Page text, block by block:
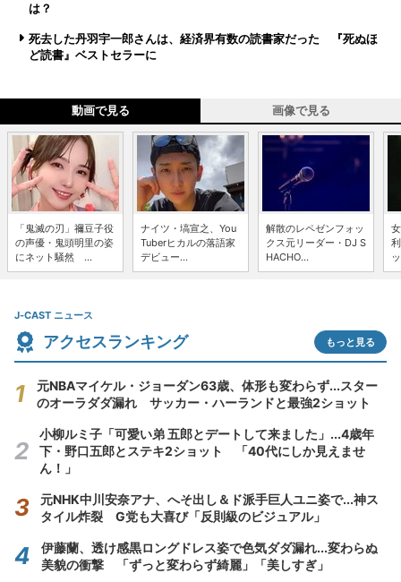
は？
死去した丹羽宇一郎さんは、経済界有数の読書家だった 『死ぬほ
ど読書』ベストセラーに
動画で見る 画像で見る
「鬼滅の刃」禰豆子役
の声優・鬼頭明里の姿
にネット騒然 ...
ナイツ・塙宣之、You
Tuberヒカルの落語家
デビュー...
解散のレペゼンフォッ
クス元リーダー・DJ S
HACHO...
J-CAST ニュース
アクセスランキング もっと見る
元NBAマイケル・ジョーダン63歳、体形も変わらず...スター
のオーラダダ漏れ サッカー・ハーランドと最強2ショット
小柳ルミ子「可愛い弟 五郎とデートして来ました」...4歳年
下・野口五郎とステキ2ショット 「40代にしか見えませ
ん！」
元NHK中川安奈アナ、へそ出し＆ド派手巨人ユニ姿で...神ス
タイル炸裂 G党も大喜び「反則級のビジュアル」
伊藤蘭、透け感黒ロングドレス姿で色気ダダ漏れ...変わらぬ
美貌の衝撃 「ずっと変わらず綺麗」「美しすぎ」